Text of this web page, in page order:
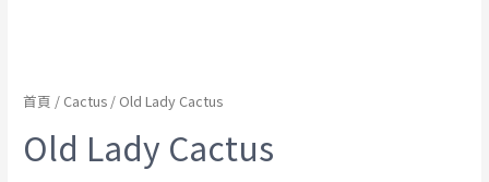
首頁 / Cactus / Old Lady Cactus
Old Lady Cactus